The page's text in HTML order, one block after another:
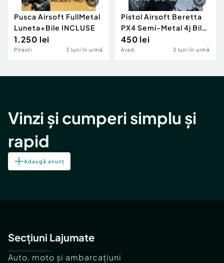
Pusca Airsoft FullMetal
Luneta+Bile INCLUSE
1.250 lei
Pitesti 3 luni în urmă
Pistol Airsoft Beretta
PX4 Semi-Metal 4j Bile
6mm
450 lei
Arad 3 luni în urmă
Vinzi și cumperi simplu și
rapid
Adaugă anunț
Secțiuni Lajumate
Auto, moto și ambarcațiuni